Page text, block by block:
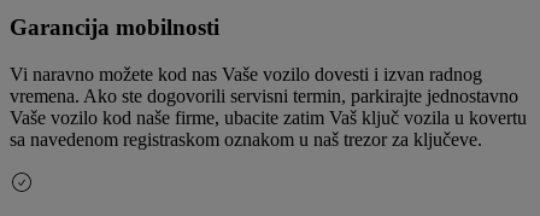
Garancija mobilnosti
Vi naravno možete kod nas Vaše vozilo dovesti i izvan radnog
vremena. Ako ste dogovorili servisni termin, parkirajte jednostavno
Vaše vozilo kod naše firme, ubacite zatim Vaš ključ vozila u kovertu
sa navedenom registraskom oznakom u naš trezor za ključeve.